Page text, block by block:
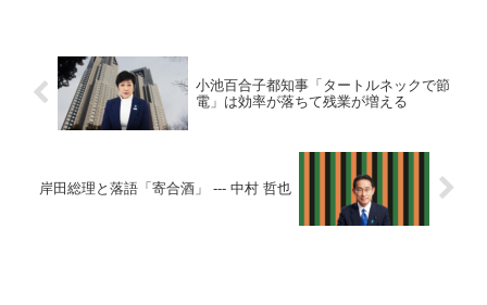
小池百合子都知事「タートルネックで節
電」は効率が落ちて残業が増える
岸田総理と落語「寄合酒」 --- 中村 哲也